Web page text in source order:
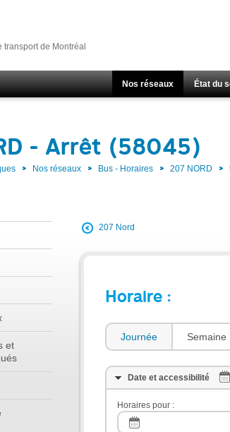
transport de Montréal
Nos réseaux État du
- Arrêt (58045)
Nos réseaux Bus - Horaires 207 NORD
et
207 Nord
Horaire :
Journée Semaine
Date et accessibilité
Horaires pour :